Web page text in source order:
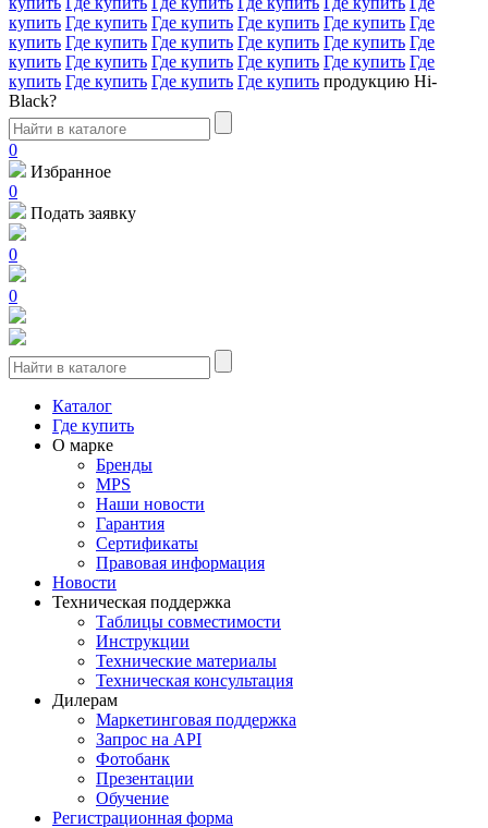
купить Где купить Где купить Где купить Где купить Где
купить Где купить Где купить Где купить Где купить Где
купить Где купить Где купить Где купить Где купить Где
купить Где купить Где купить Где купить продукцию Hi-
Black?
0
Избранное
0
Подать заявку
0
0
Каталог
Где купить
О марке
Бренды
MPS
Наши новости
Гарантия
Сертификаты
Правовая информация
Новости
Техническая поддержка
Таблицы совместимости
Инструкции
Технические материалы
Техническая консультация
Дилерам
Маркетинговая поддержка
Запрос на API
Фотобанк
Презентации
Обучение
Регистрационная форма